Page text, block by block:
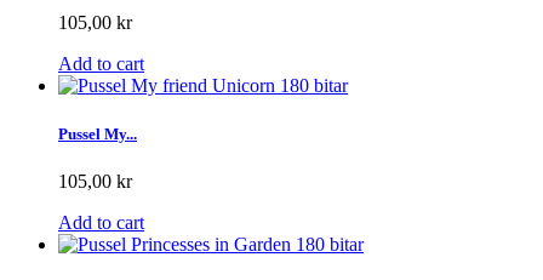
105,00 kr
Add to cart
Pussel My...
105,00 kr
Add to cart